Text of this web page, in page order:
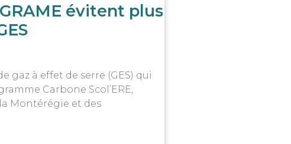
évitent plus
gaz à effet de serre (GES) qui
Carbone Scol’ERE,
Montérégie et des